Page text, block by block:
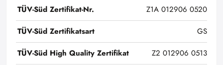
TÜV-Süd Zertifikat-Nr.
Z1A 012906 0520
TÜV-Süd Zertifikatsart
GS
TÜV-Süd High Quality Zertifikat
Z2 012906 0513